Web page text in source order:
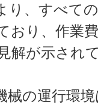
り、すべて
おり、作業
解が示され
械の運行環